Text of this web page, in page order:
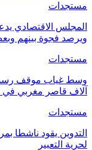
مستجدات
المجلس الاقتصادي
ويرصد فجوة بينهم
مستجدات
آلاف قاصر مغربي في
مستجدات
التدوين يقود ناشطا
لحرية التعبير